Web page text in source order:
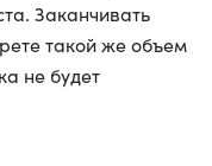
Заканчивать
такой же объем
не будет